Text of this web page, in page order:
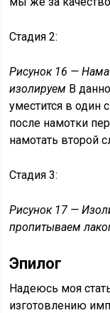
Стадия 2:
Рисунок 16 —
изолируем В
уместится в один
после намотки
намотать второй
Стадия 3:
Рисунок 17 —
пропитываем
Эпилог
Надеюсь моя
изготовлению